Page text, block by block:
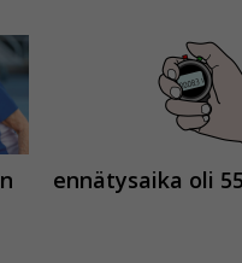
ennätysaika oli